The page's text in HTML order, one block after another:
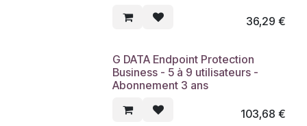
36,29 €
G DATA Endpoint Protection
Business - 5 à 9 utilisateurs -
Abonnement 3 ans
103,68 €